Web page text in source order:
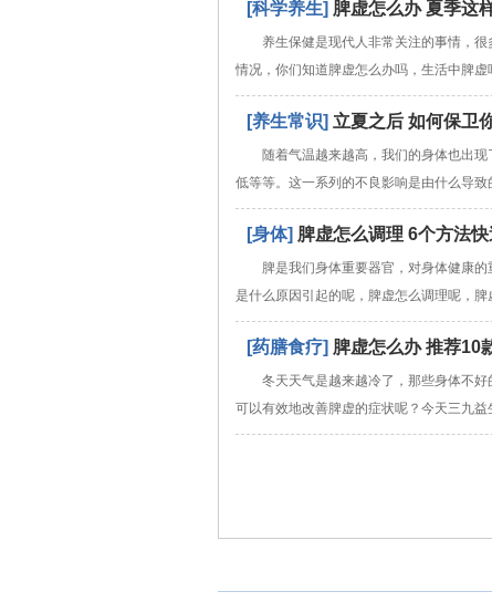
[科学养生] 脾虚怎么办 夏季这
养生保健是现代人非常关注的事情，
情况，你们知道脾虚怎么办吗，生活中脾
[养生常识] 立夏之后 如何保卫
随着气温越来越高，我们的身体也出
低等等。这一系列的不良影响是由什么导
[身体] 脾虚怎么调理 6个方法
脾是我们身体重要器官，对身体健康
是什么原因引起的呢，脾虚怎么调理呢，
[药膳食疗] 脾虚怎么办 推荐10
冬天天气是越来越冷了，那些身体不
可以有效地改善脾虚的症状呢？今天三九